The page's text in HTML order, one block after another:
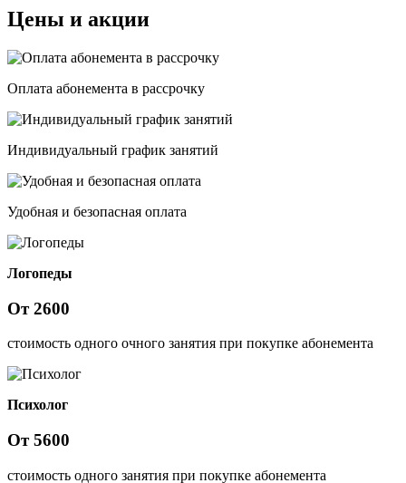
Цены и акции
Оплата абонемента в рассрочку
Индивидуальный график занятий
Удобная и безопасная оплата
Логопеды
От2600
стоимость одного очного занятия при покупке абонемента
Психолог
От5600
стоимость одного занятия при покупке абонемента